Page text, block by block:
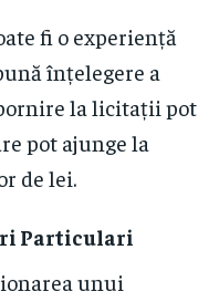
fi o experiență
înțelegere a
la licitații pot
pot ajunge la
de lei.
Particulari
unui